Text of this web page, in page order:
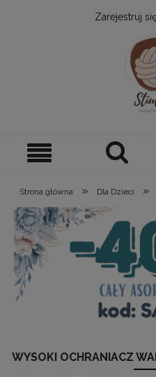
Zarejestruj
Strona główna » Dla Dzieci »
WYSOKI OCHRANIACZ